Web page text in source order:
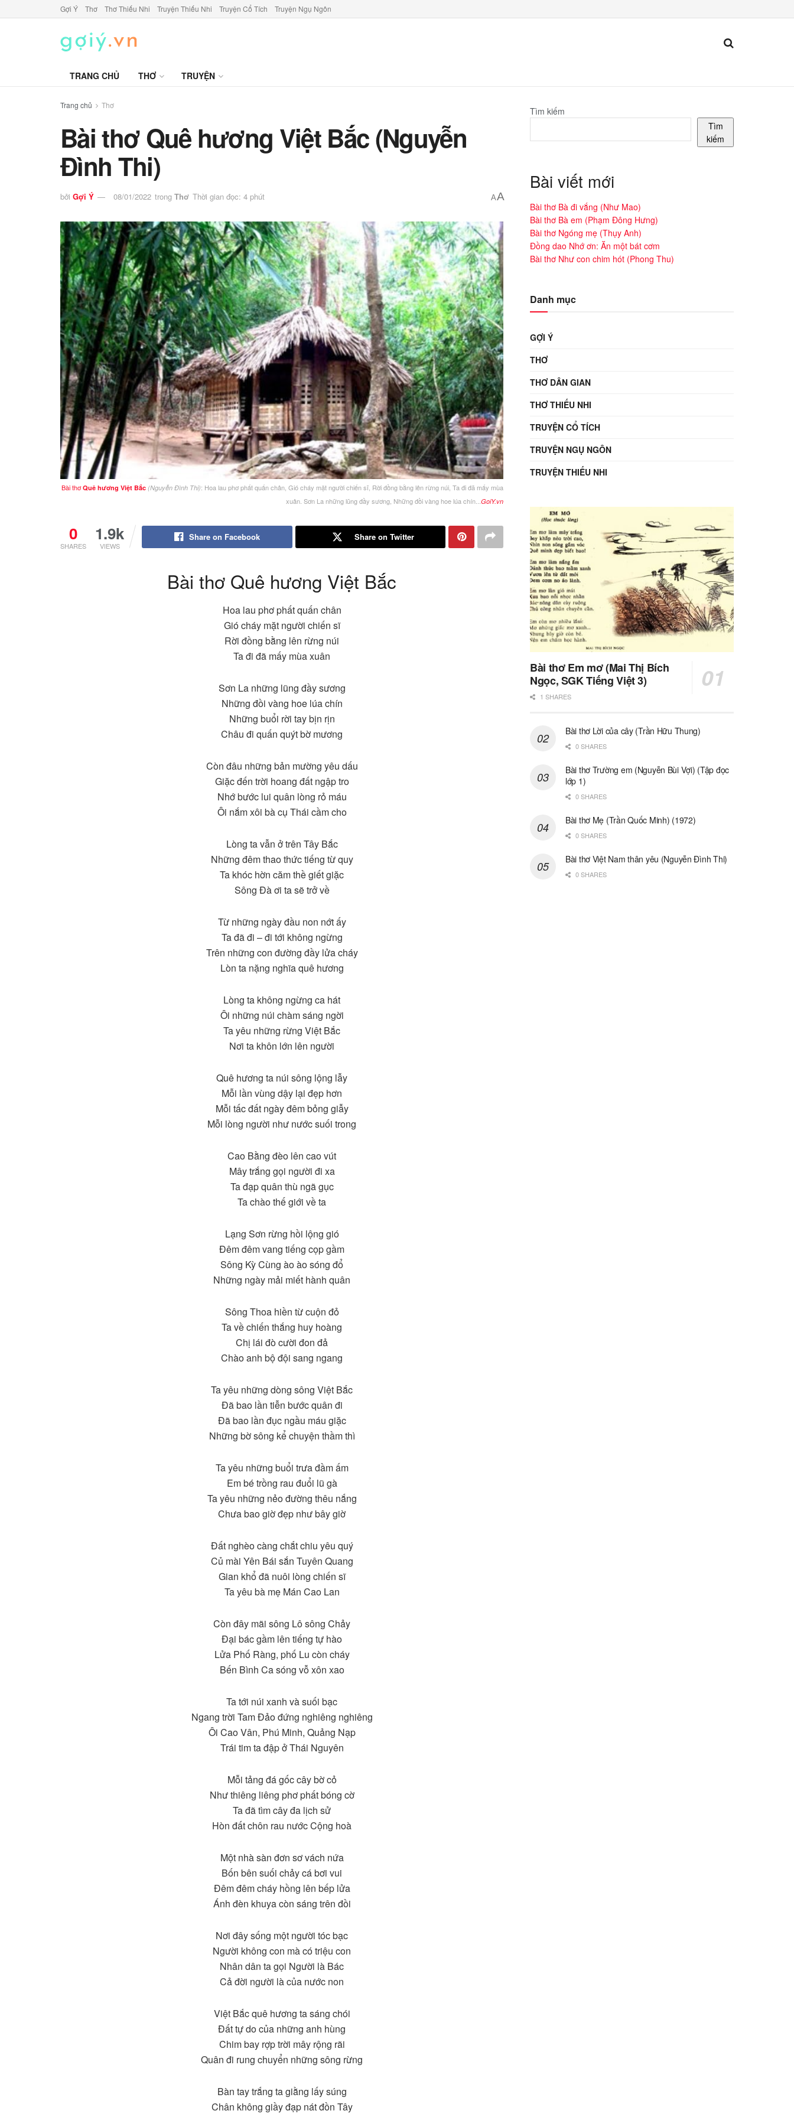
Gợi Ý Thơ Thơ Thiếu Nhi Truyện Thiếu Nhi Truyện Cổ Tích Truyện Ngụ Ngôn
TRANG CHỦ THƠ TRUYỆN
Trang chủ Thơ
Bài thơ Quê hương Việt Bắc (Nguyễn
Đình Thi)
bởi Gợi Ý 08/01/2022 trong Thơ Thời gian đọc: 4 phút AA
Bài thơQuê hương Việt Bắc (Nguyễn Đình Thi): Hoa lau phơ phất quấn chân, Gió cháy mặt người chiến sĩ, Rời đồng bằng lên rừng núi, Ta đi đã mấy mùa
xuân. Sơn La những lũng đầy sương, Những đồi vàng hoe lúa chín... GoiY.vn
0
SHARES
1.9k
VIEWS
Share on Facebook Share on Twitter
Bài thơ Quê hương Việt Bắc
Hoa lau phơ phất quấn chân
Gió cháy mặt người chiến sĩ
Rời đồng bằng lên rừng núi
Ta đi đã mấy mùa xuân
Sơn La những lũng đầy sương
Những đồi vàng hoe lúa chín
Những buổi rời tay bịn rịn
Châu đi quấn quýt bờ mương
Còn đâu những bản mường yêu dấu
Giặc đến trời hoang đất ngập tro
Nhớ bước lui quân lòng rỏ máu
Ôi nắm xôi bà cụ Thái cầm cho
Lòng ta vẫn ở trên Tây Bắc
Những đêm thao thức tiếng từ quy
Ta khóc hờn căm thề giết giặc
Sông Đà ơi ta sẽ trở về
Từ những ngày đầu non nớt ấy
Ta đã đi – đi tới không ngừng
Trên những con đường đầy lửa cháy
Lòn ta nặng nghĩa quê hương
Lòng ta không ngừng ca hát
Ôi những núi chàm sáng ngời
Ta yêu những rừng Việt Bắc
Nơi ta khôn lớn lên người
Quê hương ta núi sông lộng lẫy
Mỗi lần vùng dậy lại đẹp hơn
Mỗi tấc đất ngày đêm bỏng giẫy
Mỗi lòng người như nước suối trong
Cao Bằng đèo lên cao vút
Mây trắng gọi người đi xa
Ta đạp quân thù ngã gục
Ta chào thế giới về ta
Lạng Sơn rừng hồi lộng gió
Đêm đêm vang tiếng cọp gầm
Sông Kỳ Cùng ào ào sóng đổ
Những ngày mải miết hành quân
Sông Thoa hiền từ cuộn đỏ
Ta về chiến thắng huy hoàng
Chị lái đò cười đon đả
Chào anh bộ đội sang ngang
Ta yêu những dòng sông Việt Bắc
Đã bao lần tiễn bước quân đi
Đã bao lần đục ngầu máu giặc
Những bờ sông kể chuyện thầm thì
Ta yêu những buổi trưa đầm ấm
Em bé trồng rau đuổi lũ gà
Ta yêu những nẻo đường thêu nắng
Chưa bao giờ đẹp như bây giờ
Đất nghèo càng chắt chiu yêu quý
Củ mài Yên Bái sắn Tuyên Quang
Gian khổ đã nuôi lòng chiến sĩ
Ta yêu bà mẹ Mán Cao Lan
Còn đây mãi sông Lô sông Chảy
Đại bác gầm lên tiếng tự hào
Lửa Phố Ràng, phố Lu còn cháy
Bến Bình Ca sóng vỗ xôn xao
Ta tới núi xanh và suối bạc
Ngang trời Tam Đảo đứng nghiêng nghiêng
Ôi Cao Vân, Phú Minh, Quảng Nạp
Trái tim ta đập ở Thái Nguyên
Mỗi tảng đá gốc cây bờ cỏ
Như thiêng liêng phơ phất bóng cờ
Ta đã tìm cây đa lịch sử
Hòn đất chôn rau nước Cộng hoà
Một nhà sàn đơn sơ vách nứa
Bốn bên suối chảy cá bơi vui
Đêm đêm cháy hồng lên bếp lửa
Ánh đèn khuya còn sáng trên đồi
Nơi đây sống một người tóc bạc
Người không con mà có triệu con
Nhân dân ta gọi Người là Bác
Cả đời người là của nước non
Việt Bắc quê hương ta sáng chói
Đất tự do của những anh hùng
Chim bay rợp trời mây rộng rãi
Quân đi rung chuyển những sông rừng
Bàn tay trắng ta giằng lấy súng
Chân không giầy đạp nát đồn Tây
Tìm kiếm
Tìm
kiếm
Bài viết mới
Bài thơ Bà đi vắng (Như Mao)
Bài thơ Bà em (Phạm Đông Hưng)
Bài thơ Ngóng mẹ (Thụy Anh)
Đồng dao Nhớ ơn: Ăn một bát cơm
Bài thơ Như con chim hót (Phong Thu)
Danh mục
GỢI Ý
THƠ
THƠ DÂN GIAN
THƠ THIẾU NHI
TRUYỆN CỔ TÍCH
TRUYỆN NGỤ NGÔN
TRUYỆN THIẾU NHI
Bài thơ Em mơ (Mai Thị Bích
Ngọc, SGK Tiếng Việt 3)
1 SHARES
Bài thơ Lời của cây (Trần Hữu Thung)
0 SHARES
Bài thơ Trường em (Nguyễn Bùi Vợi) (Tập đọc
lớp 1)
0 SHARES
Bài thơ Mẹ (Trần Quốc Minh) (1972)
0 SHARES
Bài thơ Việt Nam thân yêu (Nguyễn Đình Thi)
0 SHARES